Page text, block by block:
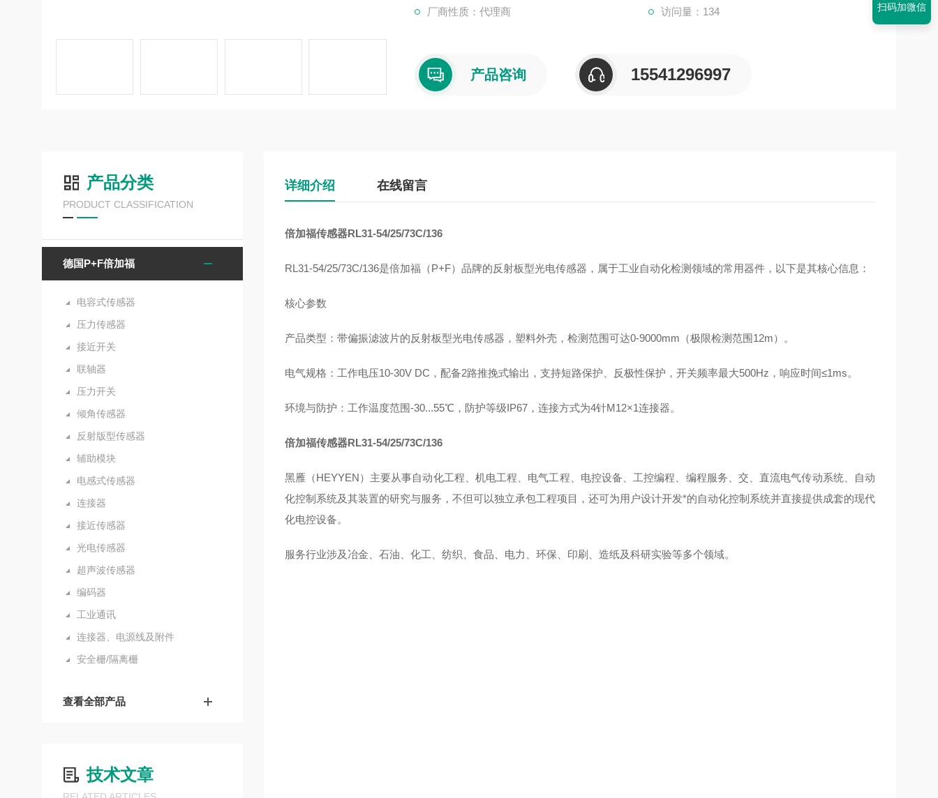
厂商性质：代理商 访问量：134
产品咨询 15541296997
产品分类
PRODUCT CLASSIFICATION
德国P+F倍加福
电容式传感器
压力传感器
接近开关
联轴器
压力开关
倾角传感器
反射版型传感器
辅助模块
电感式传感器
连接器
接近传感器
光电传感器
超声波传感器
编码器
工业通讯
连接器、电源线及附件
安全栅/隔离栅
查看全部产品
技术文章
详细介绍 在线留言
倍加福传感器RL31-54/25/73C/136
RL31-54/25/73C/136是倍加福（P+F）品牌的反射板型光电传感器‌，属于工业自动化检测领域的常用器件，以下是其核心信息：
核心参数
‌产品类型‌：带偏振滤波片的反射板型光电传感器，塑料外壳，检测范围可达‌0-9000mm‌（极限检测范围12m）。
‌电气规格‌：工作电压10-30V DC，配备2路推挽式输出，支持短路保护、反极性保护，开关频率最大500Hz，响应时间≤1ms。
‌环境与防护‌：工作温度范围-30...55℃，防护等级IP67，连接方式为4针M12×1连接器。
倍加福传感器RL31-54/25/73C/136
黑雁（HEYYEN）主要从事自动化工程、机电工程、电气工程、电控设备、工控编程、编程服务、交、直流电气传动系统、自动
化控制系统及其装置的研究与服务，不但可以独立承包工程项目，还可为用户设计开发*的自动化控制系统并直接提供成套的现代
化电控设备。
服务行业涉及冶金、石油、化工、纺织、食品、电力、环保、印刷、造纸及科研实验等多个领域。
扫码加微信